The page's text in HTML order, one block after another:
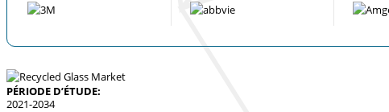
PÉRIODE D’ÉTUDE:
2021-2034